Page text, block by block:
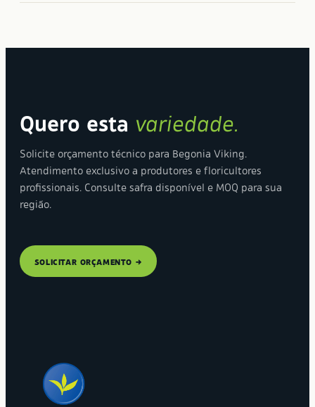
Quero esta variedade.
Solicite orçamento técnico para Begonia Viking.
Atendimento exclusivo a produtores e floricultores
profissionais. Consulte safra disponível e MOQ para sua
região.
SOLICITAR ORÇAMENTO →